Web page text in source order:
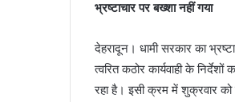
i
भ्रष्टाचार पर बख्शा नहीं गया
देहरादून। धामी सरकार का
त्वरित कठोर कार्यवाही के
रहा है। इसी क्रम में शुक्रवार को